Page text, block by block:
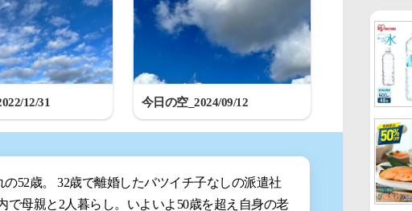
12/31 今日の空_2024/09/12
の52歳。 32歳で離婚したバツイチ子なしの派遣社
で母親と2人暮らし。いよいよ50歳を超え自身の老